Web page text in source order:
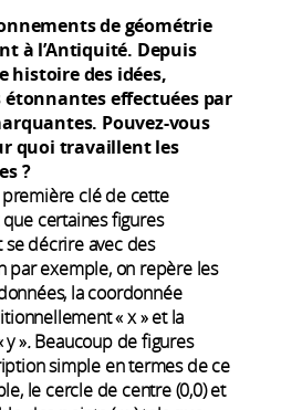
de géométrie
à l’Antiquité. Depuis
histoire des idées,
étonnantes effectuées par
Pouvez-vous
quoi travaillent les
?
première clé de cette
certaines figures
décrire avec des
par exemple, on repère les
la coordonnée
« x » et la
».Beaucoup de figures
simple en termes de ce
le cercle de centre (0,0) et